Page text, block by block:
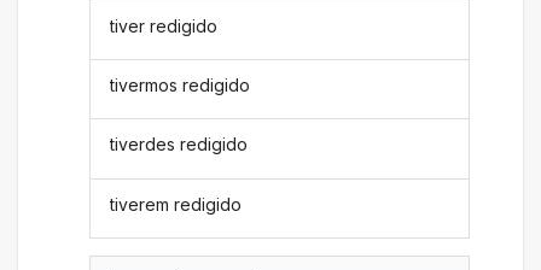
tiver redigido
tivermos redigido
tiverdes redigido
tiverem redigido